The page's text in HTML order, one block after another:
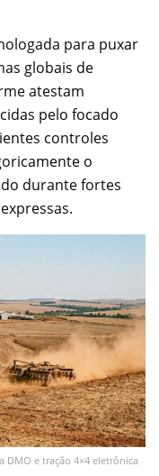
para puxar
globais de
atestam
pelo focado
controles
o
durante fortes
DMO e tração 4×4 eletrônica